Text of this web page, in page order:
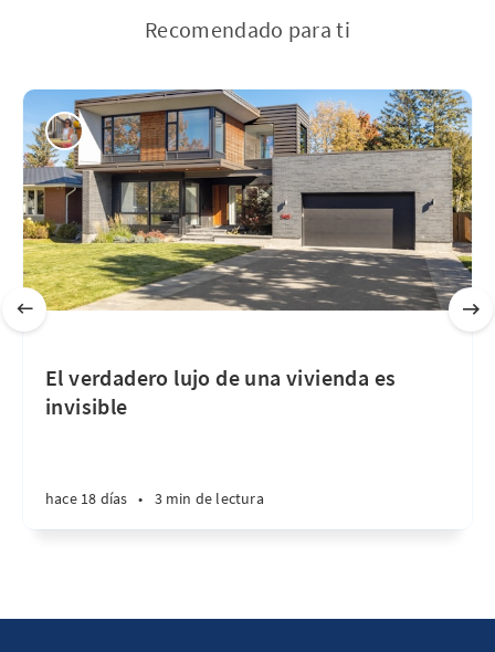
Recomendado para ti
El verdadero lujo de una vivienda es
invisible
hace 18 días • 3 min de lectura